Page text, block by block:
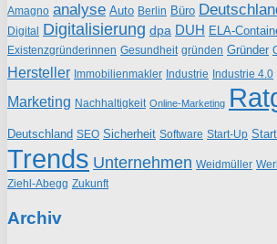
Amagno analyse Auto Berlin Büro
Digital Digitalisierung dpa DUH ELA-
Existenzgründerinnen Gesundheit gründen Gründer
Hersteller Immobilienmakler Industrie Industrie 4.0
Marketing Nachhaltigkeit Online-Marketing
Deutschland SEO Sicherheit Software Start-Up
Trends Unternehmen Weidmüller
Ziehl-Abegg Zukunft
Archiv